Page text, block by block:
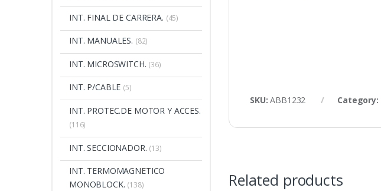
SKU:ABB1232 Category:
Related products
INT. FINAL DE CARRERA. (45)
INT. MANUALES. (82)
INT. MICROSWITCH. (36)
INT. P/CABLE (5)
INT. PROTEC.DE MOTOR Y ACCES.
(116)
INT. SECCIONADOR. (13)
INT. TERMOMAGNETICO
MONOBLOCK. (138)